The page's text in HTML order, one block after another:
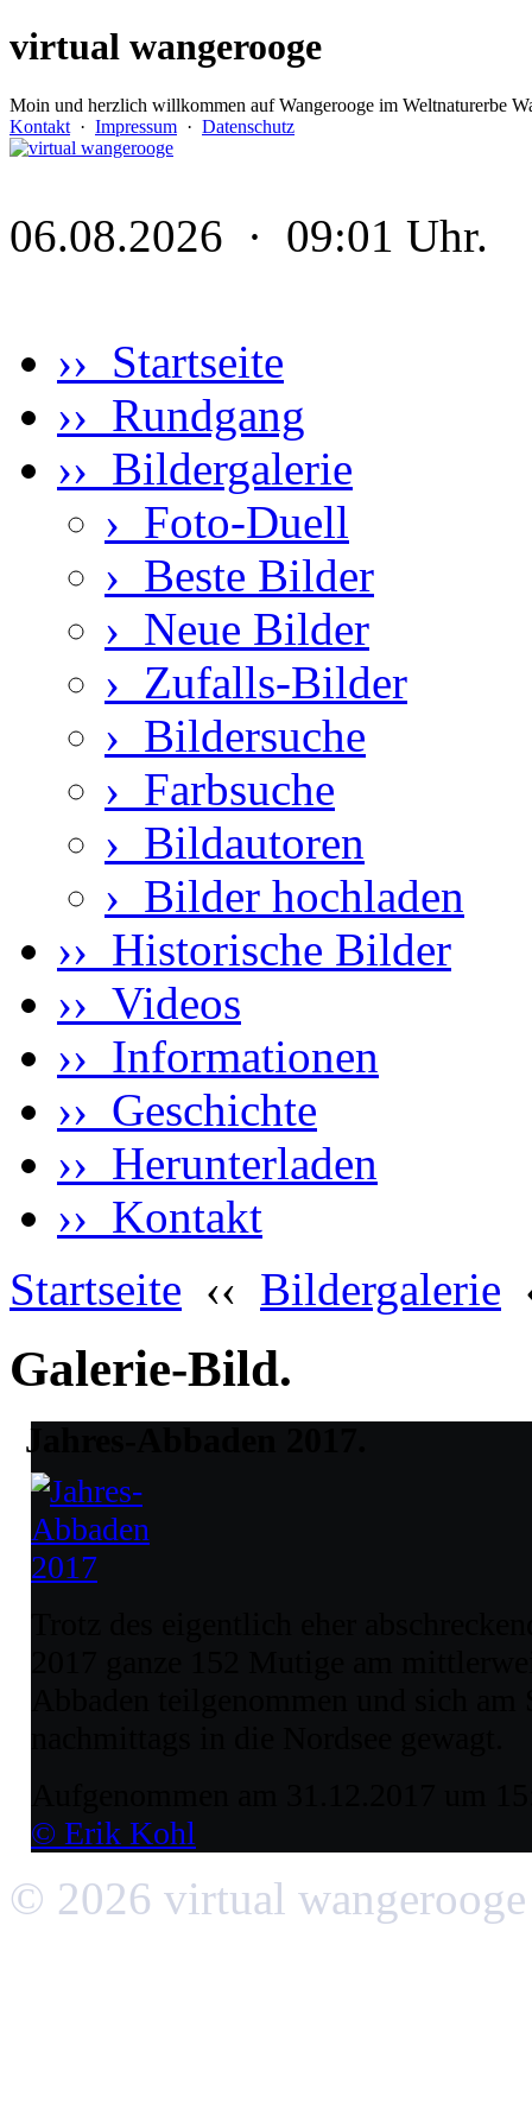
virtual wangerooge
Moin und herzlich willkommen auf Wangerooge im Weltnaturerbe
Kontakt · Impressum · Datenschutz
06.08.2026 · 09:01 Uhr.
›› Startseite
›› Rundgang
›› Bildergalerie
› Foto-Duell
› Beste Bilder
› Neue Bilder
› Zufalls-Bilder
› Bildersuche
› Farbsuche
› Bildautoren
› Bilder hochladen
›› Historische Bilder
›› Videos
›› Informationen
›› Geschichte
›› Herunterladen
›› Kontakt
Startseite ‹‹ Bildergalerie
Galerie-Bild.
Jahres-Abbaden 2017.
© Erik Kohl
© 2026 virtual wangerooge